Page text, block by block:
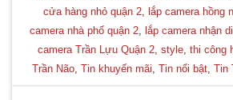
cửa hàng nhỏ quận 2, lắp camera hồng
camera nhà phố quận 2, lắp camera nhận
camera Trần Lựu Quận 2, style, thi công
Trần Não, Tin khuyến mãi, Tin nổi bật, Tin